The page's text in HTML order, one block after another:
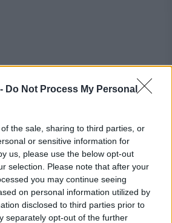
Do Not Process My Personal
the sale, sharing to third parties, or
or sensitive information for
us, please use the below opt-out
selection. Please note that after your
you may continue seeing
on personal information utilized by
disclosed to third parties prior to
separately opt-out of the further
noastre